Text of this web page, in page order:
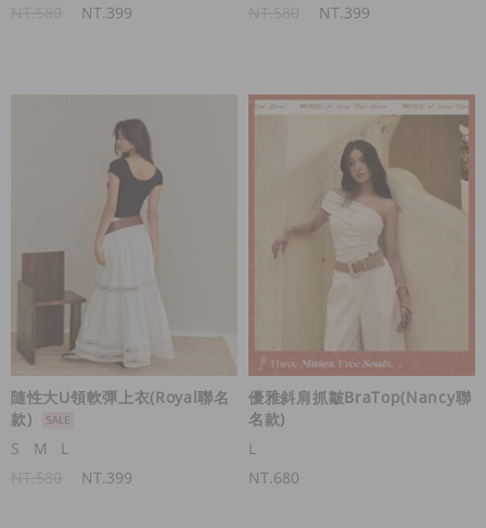
NT.399 NT.399
隨性大U領軟彈上衣(Royal聯名
款)
S
M
L
NT.399
優雅斜肩抓皺BraTop(Nancy聯
名款)
L
NT.680